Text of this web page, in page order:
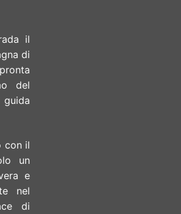
il
di
del
con il
un
e
nel
di